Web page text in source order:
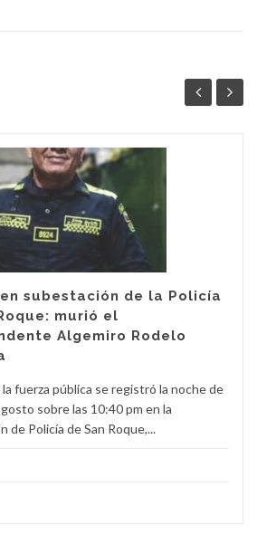
subestación de la Policía
murió el
Algemiro Rodelo
la fuerza pública se registró la noche de
sobre las 10:40 pm en la
de Policía de San Roque,...